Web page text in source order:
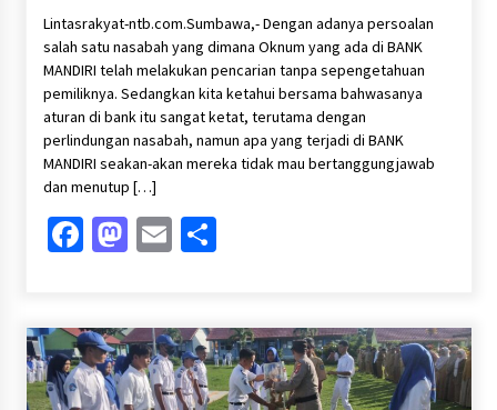
Lintasrakyat-ntb.com.Sumbawa,- Dengan adanya persoalan
salah satu nasabah yang dimana Oknum yang ada di BANK
MANDIRI telah melakukan pencarian tanpa sepengetahuan
pemiliknya. Sedangkan kita ketahui bersama bahwasanya
aturan di bank itu sangat ketat, terutama dengan
perlindungan nasabah, namun apa yang terjadi di BANK
MANDIRI seakan-akan mereka tidak mau bertanggungjawab
dan menutup […]
Facebook
Mastodon
EmailShare